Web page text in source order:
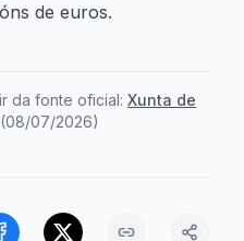
de euros.
da fonte oficial: Xunta de
(08/07/2026)